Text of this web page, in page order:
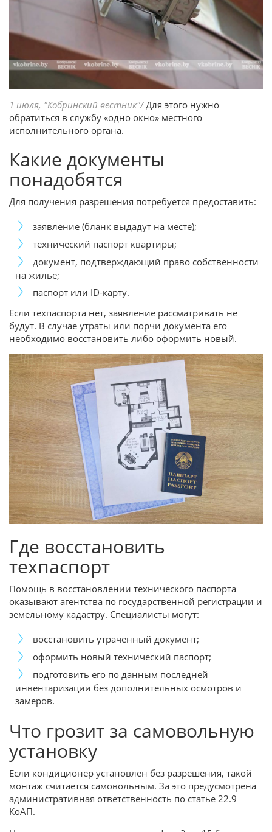
1 июля, "Кобринский вестник"/Для этого нужно
обратиться в службу «одно окно» местного
исполнительного органа.
Какие документы
понадобятся
Для получения разрешения потребуется предоставить:
заявление (бланк выдадут на месте);
технический паспорт квартиры;
документ, подтверждающий право собственности
на жилье;
паспорт или ID-карту.
Если техпаспорта нет, заявление рассматривать не
будут. В случае утраты или порчи документа его
необходимо восстановить либо оформить новый.
Где восстановить
техпаспорт
Помощь в восстановлении технического паспорта
оказывают агентства по государственной регистрации и
земельному кадастру. Специалисты могут:
восстановить утраченный документ;
оформить новый технический паспорт;
подготовить его по данным последней
инвентаризации без дополнительных осмотров и
замеров.
Что грозит за самовольную
установку
Если кондиционер установлен без разрешения, такой
монтаж считается самовольным. За это предусмотрена
административная ответственность по статье 22.9
КоАП.